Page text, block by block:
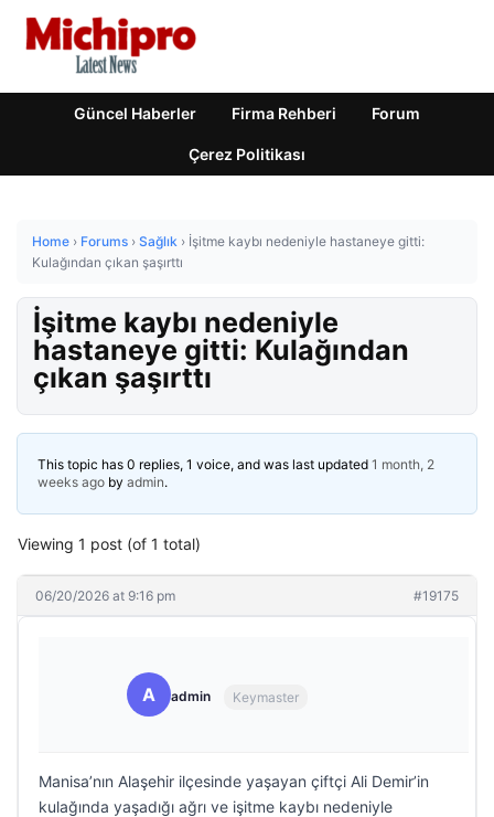
Güncel Haberler Firma Rehberi Forum
Çerez Politikası
Home › Forums › Sağlık › İşitme kaybı nedeniyle hastaneye gitti:
Kulağından çıkan şaşırttı
İşitme kaybı nedeniyle
hastaneye gitti: Kulağından
çıkan şaşırttı
This topic has 0 replies, 1 voice, and was last updated 1 month, 2
weeks ago by admin.
Viewing 1 post (of 1 total)
06/20/2026 at 9:16 pm #19175
A admin Keymaster
Manisa’nın Alaşehir ilçesinde yaşayan çiftçi Ali Demir’in
kulağında yaşadığı ağrı ve işitme kaybı nedeniyle